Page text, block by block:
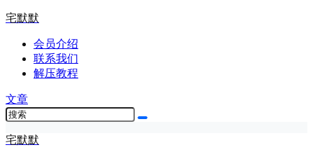
宅默默
会员介绍
联系我们
解压教程
文章
宅默默